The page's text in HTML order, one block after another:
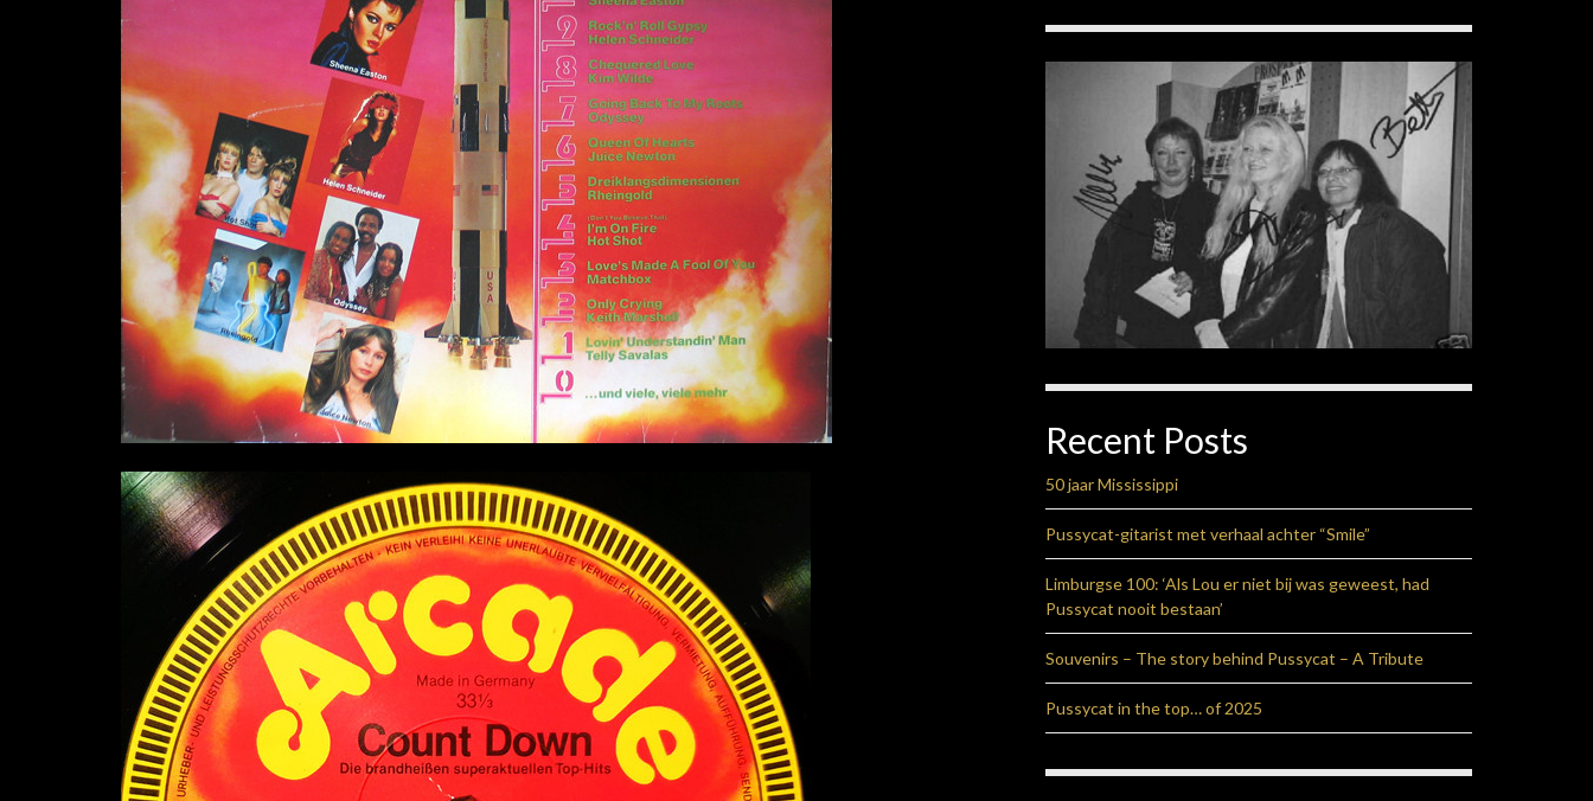
Recent Posts
50 jaar Mississippi
Pussycat-gitarist met verhaal achter “Smile”
Limburgse 100: ‘Als Lou er niet bij was geweest, had
Pussycat nooit bestaan’
Souvenirs – The story behind Pussycat – A Tribute
Pussycat in the top… of 2025